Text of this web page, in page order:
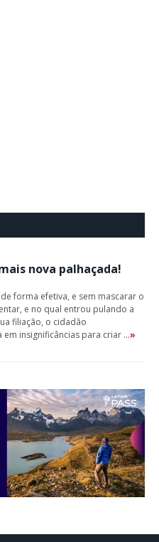
nova palhaçada!
forma efetiva, e sem mascarar o
e no qual entrou pulando a
filiação, o cidadão
insignificâncias para criar …»